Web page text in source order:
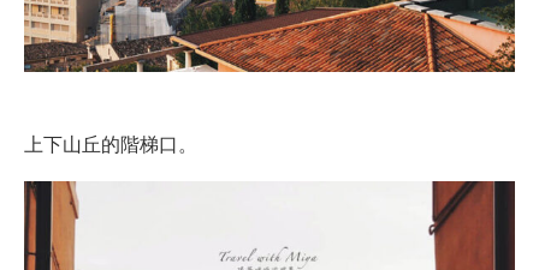
上下山丘的階梯口。